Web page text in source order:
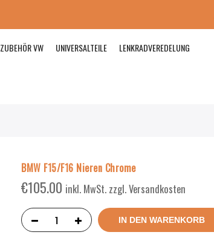
ZUBEHÖR VW UNIVERSALTEILE LENKRADVEREDELUNG
BMW F15/F16 Nieren Chrome
€105.00 inkl. MwSt. zzgl. Versandkosten
IN DEN WARENKORB